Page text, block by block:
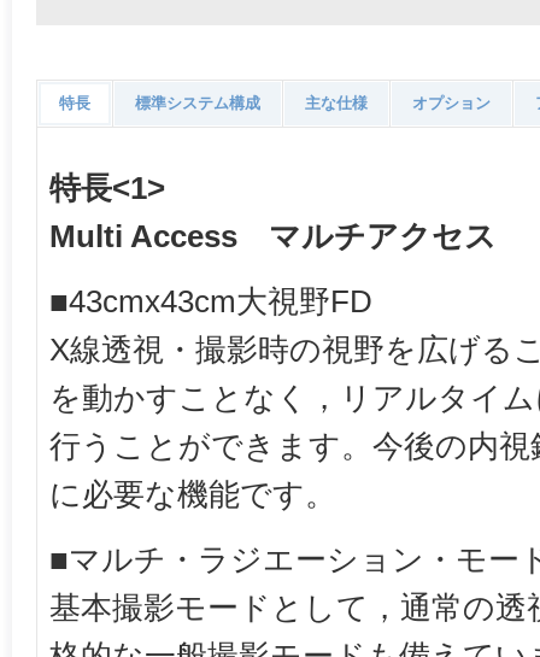
特長 標準システム構成 主な仕様 オプション
特長<1>
Multi Access マルチアクセス
■43cmx43cm大視野FD
X線透視・撮影時の視野を広げる
を動かすことなく，リアルタイ
行うことができます。今後の内
に必要な機能です。
■マルチ・ラジエーション・モー
基本撮影モードとして，通常の